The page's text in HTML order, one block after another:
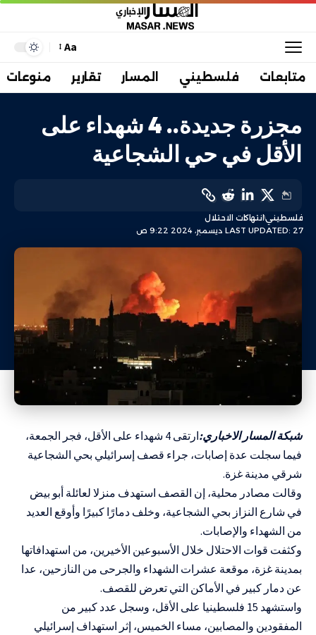
Aa
متابعات فلسطيني المسار تقارير منوعات
مجزرة جديدة.. 4 شهداء على
الأقل في حي الشجاعية
LAST UPDATED: 27 ديسمبر، 2024 9:22 ص
فلسطينيانتهاكات الاحتلال
شبكة المسار الاخباري:
ارتقى 4 شهداء على الأقل، فجر الجمعة،
فيما سجلت عدة إصابات، جراء قصف إسرائيلي بحي الشجاعية
شرقي مدينة غزة.
وقالت مصادر محلية، إن القصف استهدف منزلا لعائلة أبو بيض
في شارع النزاز بحي الشجاعية، وخلف دمارًا كبيرًا وأوقع العديد
من الشهداء والإصابات.
وكثفت قوات الاحتلال خلال الأسبوعين الأخيرين، من استهدافاتها
بمدينة غزة، موقعة عشرات الشهداء والجرحى من النازحين، عدا
عن دمار كبير في الأماكن التي تعرض للقصف.
واستشهد 15 فلسطينيا على الأقل، وسجل عدد كبير من
المفقودين والمصابين، مساء الخميس، إثر استهداف إسرائيلي